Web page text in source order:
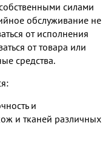
силами
обслуживание не
от исполнения
от товара или
средства.
и
и тканей различных